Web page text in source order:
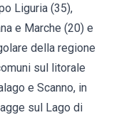
Liguria (35),
e Marche (20) e
della regione
sul litorale
e Scanno, in
sul Lago di